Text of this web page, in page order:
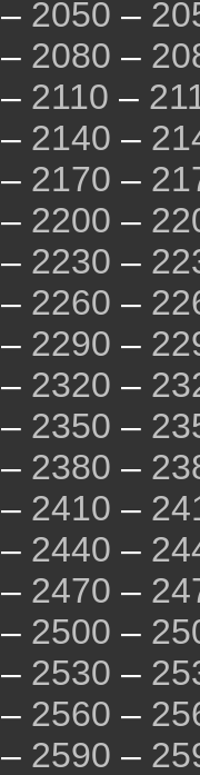
– 2050 –
– 2080 –
– 2110 –
– 2140 –
– 2170 –
– 2200 –
– 2230 –
– 2260 –
– 2290 –
– 2320 –
– 2350 –
– 2380 –
– 2410 –
– 2440 –
– 2470 –
– 2500 –
– 2530 –
– 2560 –
– 2590 –